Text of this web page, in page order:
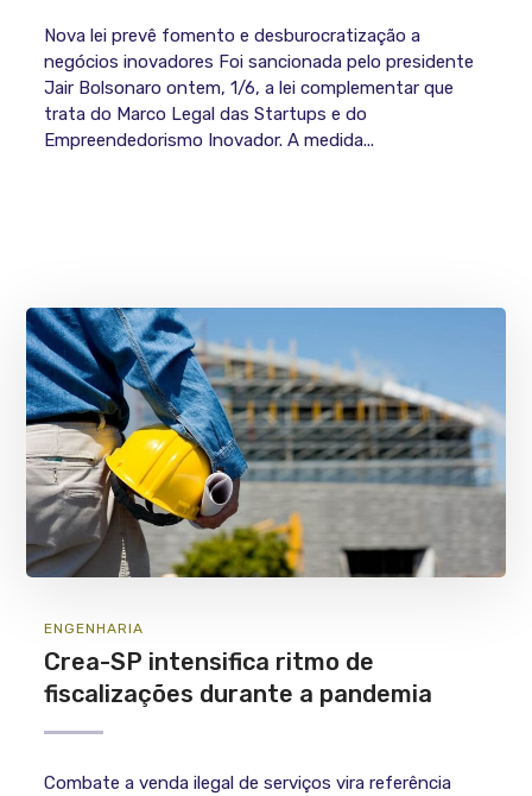
Nova lei prevê fomento e desburocratização a
negócios inovadores Foi sancionada pelo presidente
Jair Bolsonaro ontem, 1/6, a lei complementar que
trata do Marco Legal das Startups e do
Empreendedorismo Inovador. A medida...
ENGENHARIA
Crea-SP intensifica ritmo de
fiscalizações durante a pandemia
Combate a venda ilegal de serviços vira referência